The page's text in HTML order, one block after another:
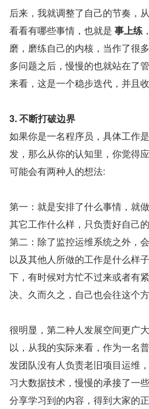
后来，我就调整了自己的节奏，
看看有哪些事情，也就是 事上练
磨，磨练自己的内核，当作了很
多问题之后，慢慢的也就站在了
来看，这是一个稳步迭代，并且收
3. 不断打破边界
如果你是一名程序员，具体工作
发，那么从你的认知里，你觉得
可能会有两种人的想法:
第一：就是安排了什么事情，就
其它工作什么样，只负责好自己
第二：除了监控运维系统之外，
以及其他人所做的工作是什么样
下，有时候对方忙不过来或者有
决。久而久之，自己也会往这个方
很明显，第二种人发展空间更广
以，从我的实际来看，作为一名
发团队没有人负责老旧项目运维
习大数据技术，慢慢的承接了一
分享学习到的内容，得到大家的